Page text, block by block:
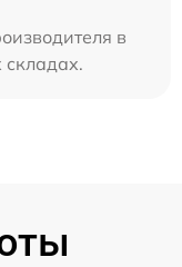
в
складах.